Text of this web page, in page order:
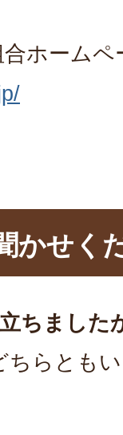
合ホームペ
かせく
ちました
ちらとも